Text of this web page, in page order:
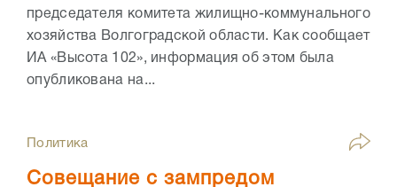
председателя комитета жилищно-коммунального
хозяйства Волгоградской области. Как сообщает
ИА «Высота 102», информация об этом была
опубликована на...
Политика
Совещание с зампредом